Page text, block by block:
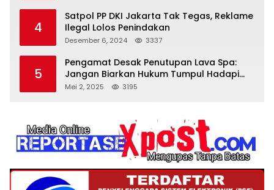
4
Satpol PP DKI Jakarta Tak Tegas, Reklame
Ilegal Lolos Penindakan
Desember 6, 2024 3337
5
Pengamat Desak Penutupan Lava Spa:
Jangan Biarkan Hukum Tumpul Hadapi
‘Spa Berkedok
Mei 2, 2025 3195